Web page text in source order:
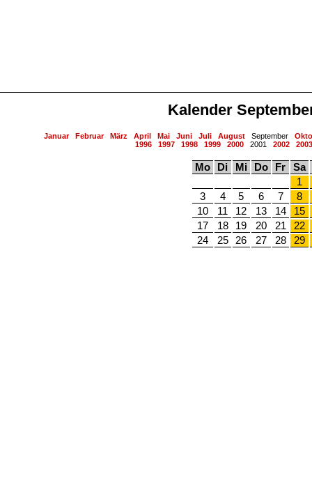
Kalender
Januar Februar März April Mai Juni Juli AugustSeptember
1996
1997 1998 1999 20002001 2002 2003
Mo Di Mi Do Fr
Sa
1
3
4 5 6 7
8
10
11 12 13 14
15
17
18 19 20 21
22
24
25 26 27 28 29